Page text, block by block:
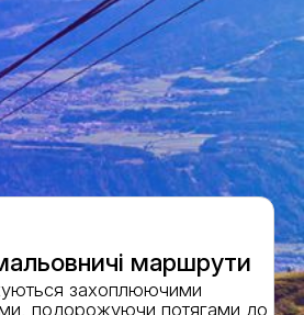
маршрути
захоплюючими
подорожуючи потягами до